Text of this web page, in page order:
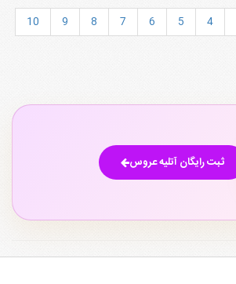
4
5
6
7
8
9
10
ثبت رایگان آتلیه عروس